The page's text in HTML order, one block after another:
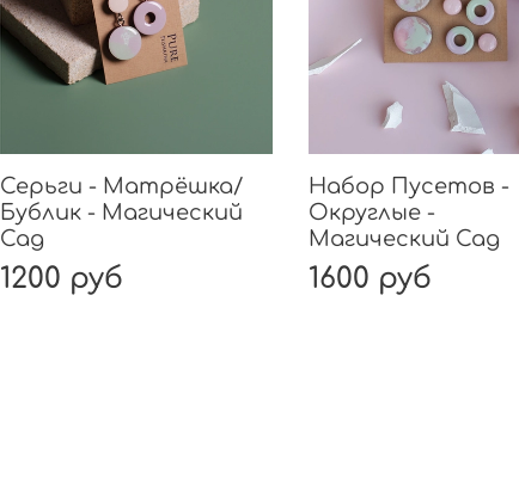
Серьги - Матрёшка/
Бублик - Магический
Сад
1200 руб
Набор Пусетов -
Округлые -
Магический Сад
1600 руб